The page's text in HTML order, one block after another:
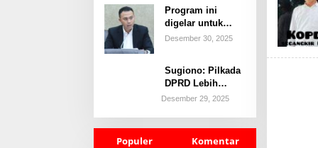
Konsolidasi
Kader
Program ini
digelar untuk
membekali
pengetahuan,
motivasi, dan
strategi praktis
Desember 30, 2025
Sugiono: Pilkada
DPRD Lebih
Akuntabel dan
Desember 29, 2025
Populer Komentar